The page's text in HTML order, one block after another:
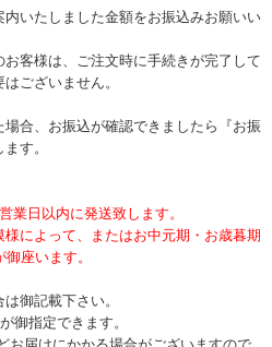
いたしました金額をお振込みお願いい
客様は、ご注文時に手続きが完了して
ございません。
合、お振込が確認できましたら『お振
す。
業日以内に発送致します。
によって、またはお中元期・お歳暮期
座います。
御記載下さい。
御指定できます。